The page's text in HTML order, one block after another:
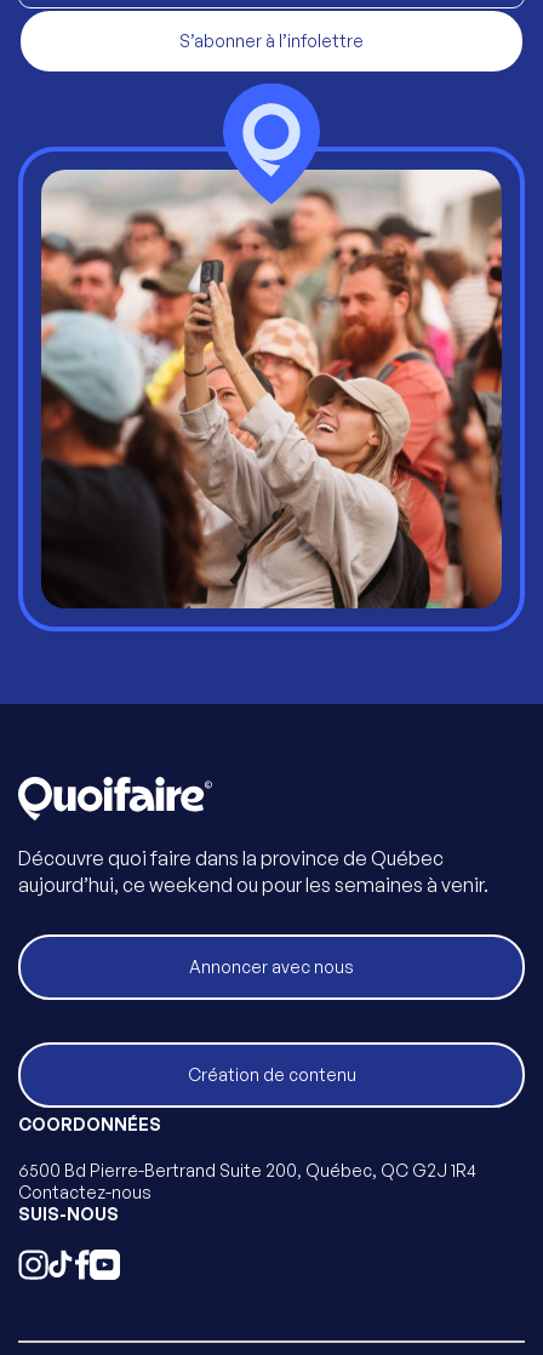
S’abonner à l’infolettre
Découvre quoi faire dans la province de Québec
aujourd’hui, ce weekend ou pour les semaines à venir.
Annoncer avec nous
Création de contenu
COORDONNÉES
6500 Bd Pierre-Bertrand Suite 200, Québec, QC G2J 1R4
Contactez-nous
SUIS-NOUS